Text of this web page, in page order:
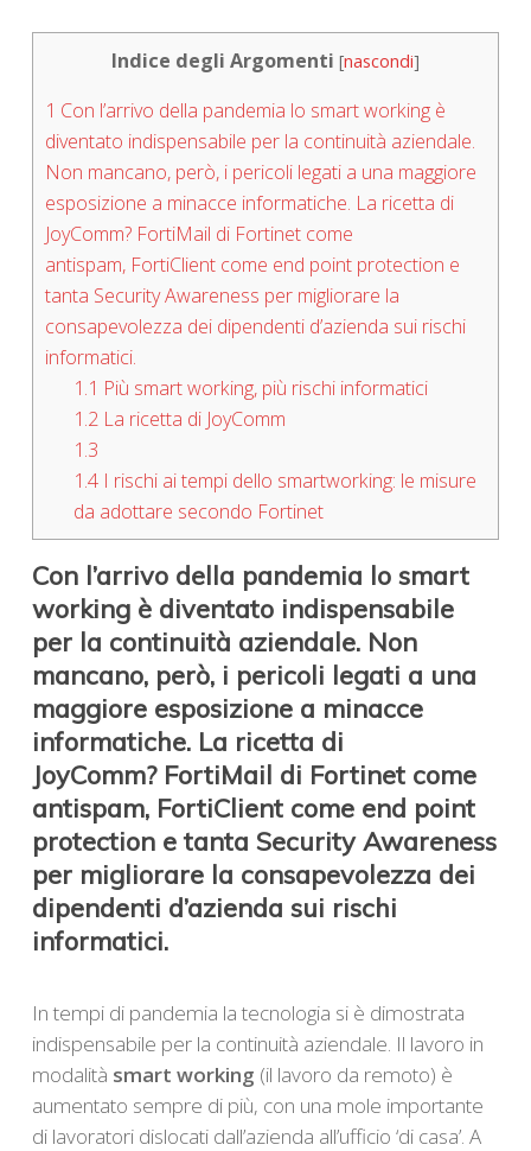
Indice degli Argomenti [nascondi]
1 Con l’arrivo della pandemia lo smart working è
diventato indispensabile per la continuità aziendale.
Non mancano, però, i pericoli legati a una maggiore
esposizione a minacce informatiche. La ricetta di
JoyComm? FortiMail di Fortinet come
antispam, FortiClient come end point protection e
tanta Security Awareness per migliorare la
consapevolezza dei dipendenti d’azienda sui rischi
informatici.
1.1 Più smart working, più rischi informatici
1.2 La ricetta di JoyComm
1.3
1.4 I rischi ai tempi dello smartworking: le misure
da adottare secondo Fortinet
Con l’arrivo della pandemia lo smart
working è diventato indispensabile
per la continuità aziendale. Non
mancano, però, i pericoli legati a una
maggiore esposizione a minacce
informatiche. La ricetta di
JoyComm? FortiMail di Fortinet come
antispam, FortiClient come end point
protection e tanta Security Awareness
per migliorare la consapevolezza dei
dipendenti d’azienda sui rischi
informatici.
In tempi di pandemia la tecnologia si è dimostrata
indispensabile per la continuità aziendale. Il lavoro in
modalità smart working (il lavoro da remoto) è
aumentato sempre di più, con una mole importante
di lavoratori dislocati dall’azienda all’ufficio ‘di casa’. A